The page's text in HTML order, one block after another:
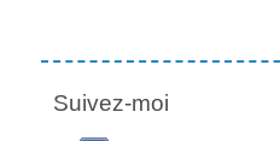
Suivez-moi